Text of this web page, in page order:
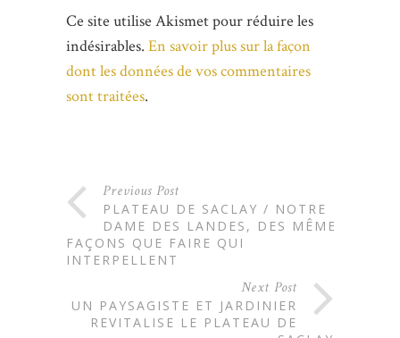
Ce site utilise Akismet pour réduire les
indésirables. En savoir plus sur la façon
dont les données de vos commentaires
sont traitées.
Previous Post
PLATEAU DE SACLAY / NOTRE
DAME DES LANDES, DES MÊME
FAÇONS QUE FAIRE QUI
INTERPELLENT
Next Post
UN PAYSAGISTE ET JARDINIER
REVITALISE LE PLATEAU DE